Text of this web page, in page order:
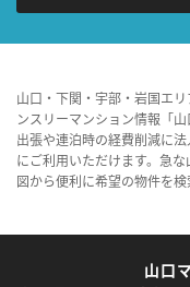
山口・下関・宇部・岩国エ
ンスリーマンション情報「
出張や連泊時の経費削減に
にご利用いただけます。急
図から便利に希望の物件を検
山口